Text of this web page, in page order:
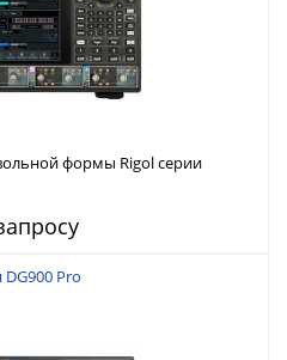
формы Rigol серии
Pro